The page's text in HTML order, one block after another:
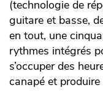
(technologie de
guitare et basse,
en tout, une
rythmes intégrés
s’occuper des
canapé et